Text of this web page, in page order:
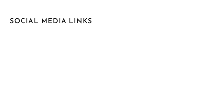
SOCIAL MEDIA LINKS